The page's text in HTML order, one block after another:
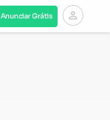
Anunciar Grátis person